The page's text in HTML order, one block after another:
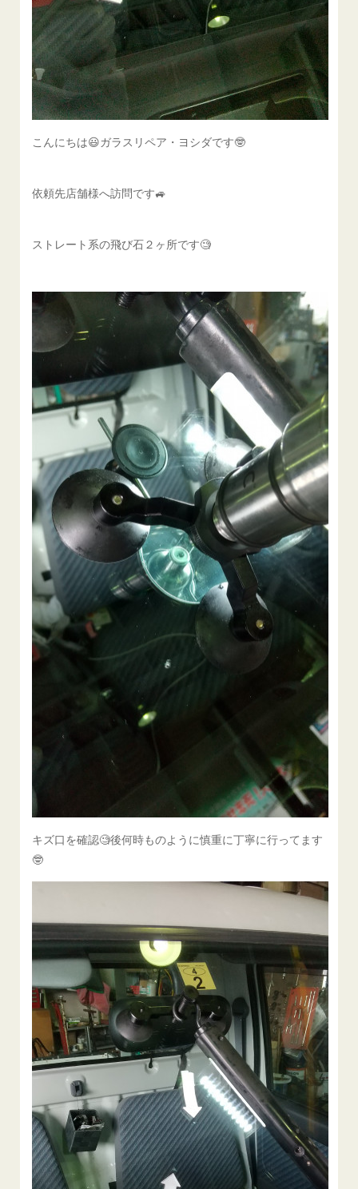
こんにちは😃ガラスリペア・ヨシダです🤓
依頼先店舗様へ訪問です🚙
ストレート系の飛び石２ヶ所です🧐
キズ口を確認🧐後何時ものように慎重に丁寧に行ってます
🤓